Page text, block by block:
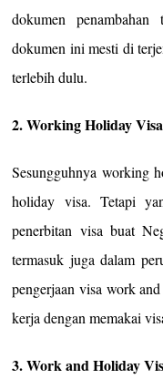
dokumen
dokumen ini mesti di
terlebih dulu.
2. Working Holiday Visa
Sesungguhnya working
holiday visa. Tetapi
penerbitan visa buat
termasuk juga dalam
pengerjaan visa work
kerja dengan memakai
3. Work and Holiday